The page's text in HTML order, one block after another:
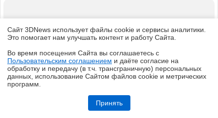
Обзор HUAWEI WATCH Kids X1 Pro: самые умные детские часы
Сайт 3DNews использует файлы cookie и сервисы аналитики.
Это помогает нам улучшать контент и работу Cайта.
Во время посещения Cайта вы соглашаетесь с
Пользовательским соглашением и даёте согласие на
обработку и передачу (в т.ч. трансграничную) персональных
данных, использование Cайтом файлов cookie и метрических
программ.
Принять